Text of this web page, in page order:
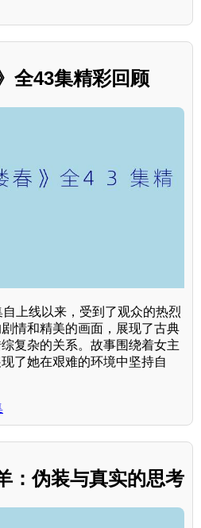
全43集精彩回顾
上线以来，受到了观众的热烈
情和精美的画面，展现了古典
复杂的关系。故事围绕着女主
了她在艰难的环境中坚持自
：伪装与真实的思考